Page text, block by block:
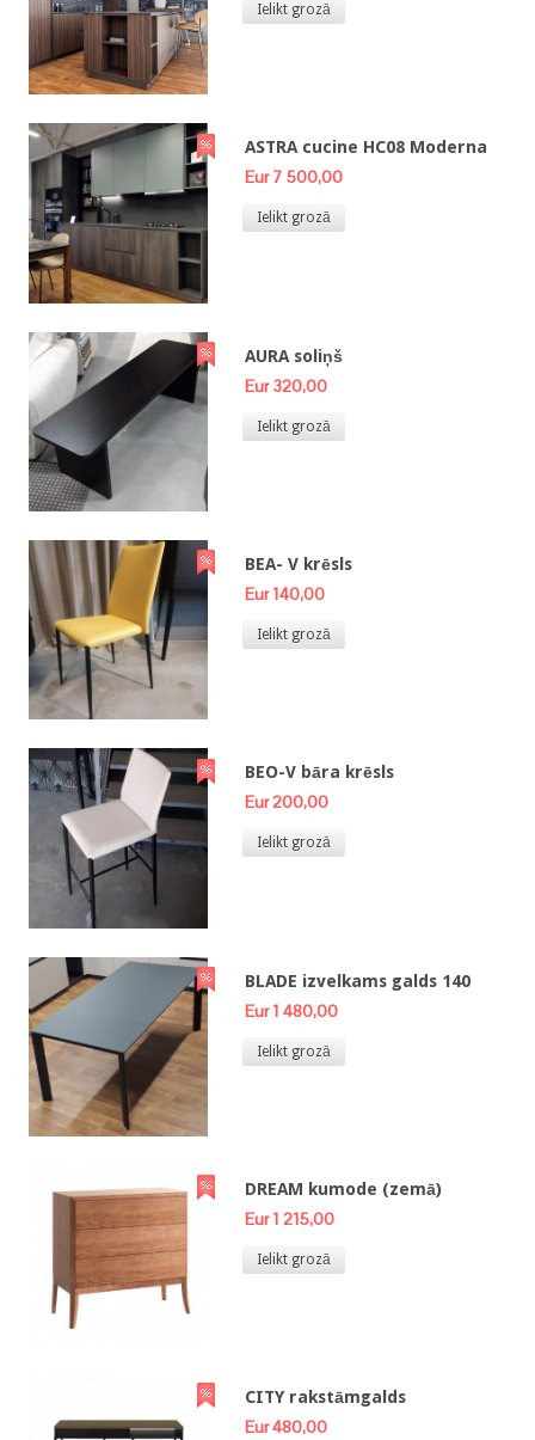
Ielikt grozā
ASTRA cucine HC08 Moderna
Eur 7 500,00
Ielikt grozā
AURA soliņš
Eur 320,00
Ielikt grozā
BEA- V krēsls
Eur 140,00
Ielikt grozā
BEO-V bāra krēsls
Eur 200,00
Ielikt grozā
BLADE izvelkams galds 140
Eur 1 480,00
Ielikt grozā
DREAM kumode (zemā)
Eur 1 215,00
Ielikt grozā
CITY rakstāmgalds
Eur 480,00